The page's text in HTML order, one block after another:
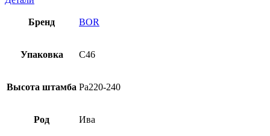
Бренд BOR
Упаковка C46
Высота штамба Pa220-240
Род Ива